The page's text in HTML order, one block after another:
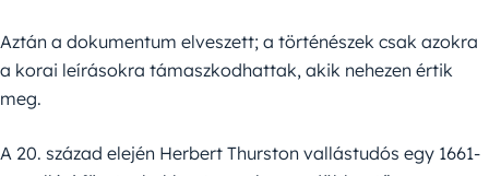
Aztán a dokumentum elveszett; a történészek csak azokra
a korai leírásokra támaszkodhattak, akik nehezen értik
meg.
A 20. század elején Herbert Thurston vallástudós egy 1661-